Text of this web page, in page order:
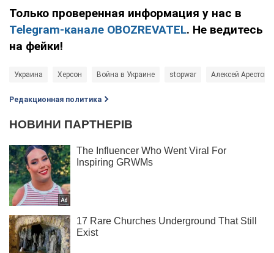
Только проверенная информация у нас в
Telegram-канале OBOZREVATEL. Не ведитесь
на фейки!
Украина Херсон Война в Украине stopwar Алексей
Редакционная политика